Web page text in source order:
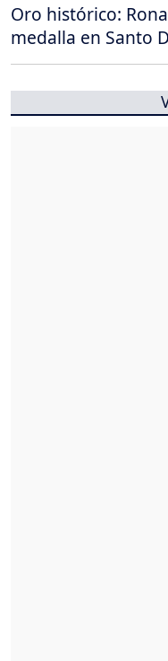
Oro histórico:
medalla en Santo